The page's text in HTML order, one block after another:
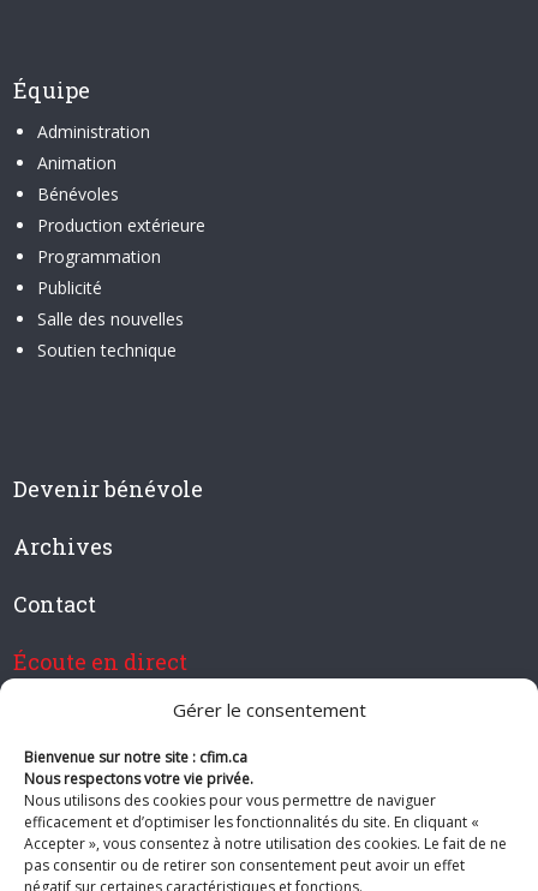
Gérer le consentement
Bienvenue sur notre site : cfim.ca
Nous respectons votre vie privée.
Nous utilisons des cookies pour vous permettre de naviguer
efficacement et d’optimiser les fonctionnalités du site. En cliquant «
Accepter », vous consentez à notre utilisation des cookies. Le fait de ne
pas consentir ou de retirer son consentement peut avoir un effet
négatif sur certaines caractéristiques et fonctions.
Équipe
Administration
Animation
Bénévoles
Production extérieure
Programmation
Publicité
Salle des nouvelles
Soutien technique
Devenir bénévole
Archives
Contact
Écoute en direct
Devenir membre de CFIM
Suivez-nous